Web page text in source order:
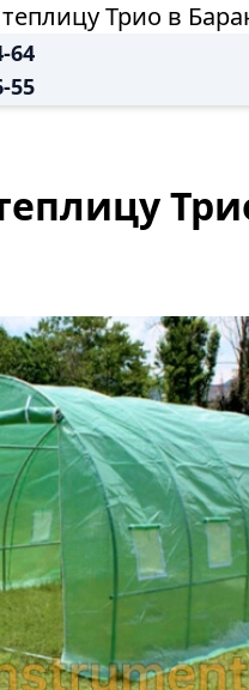
Трио в
64
55